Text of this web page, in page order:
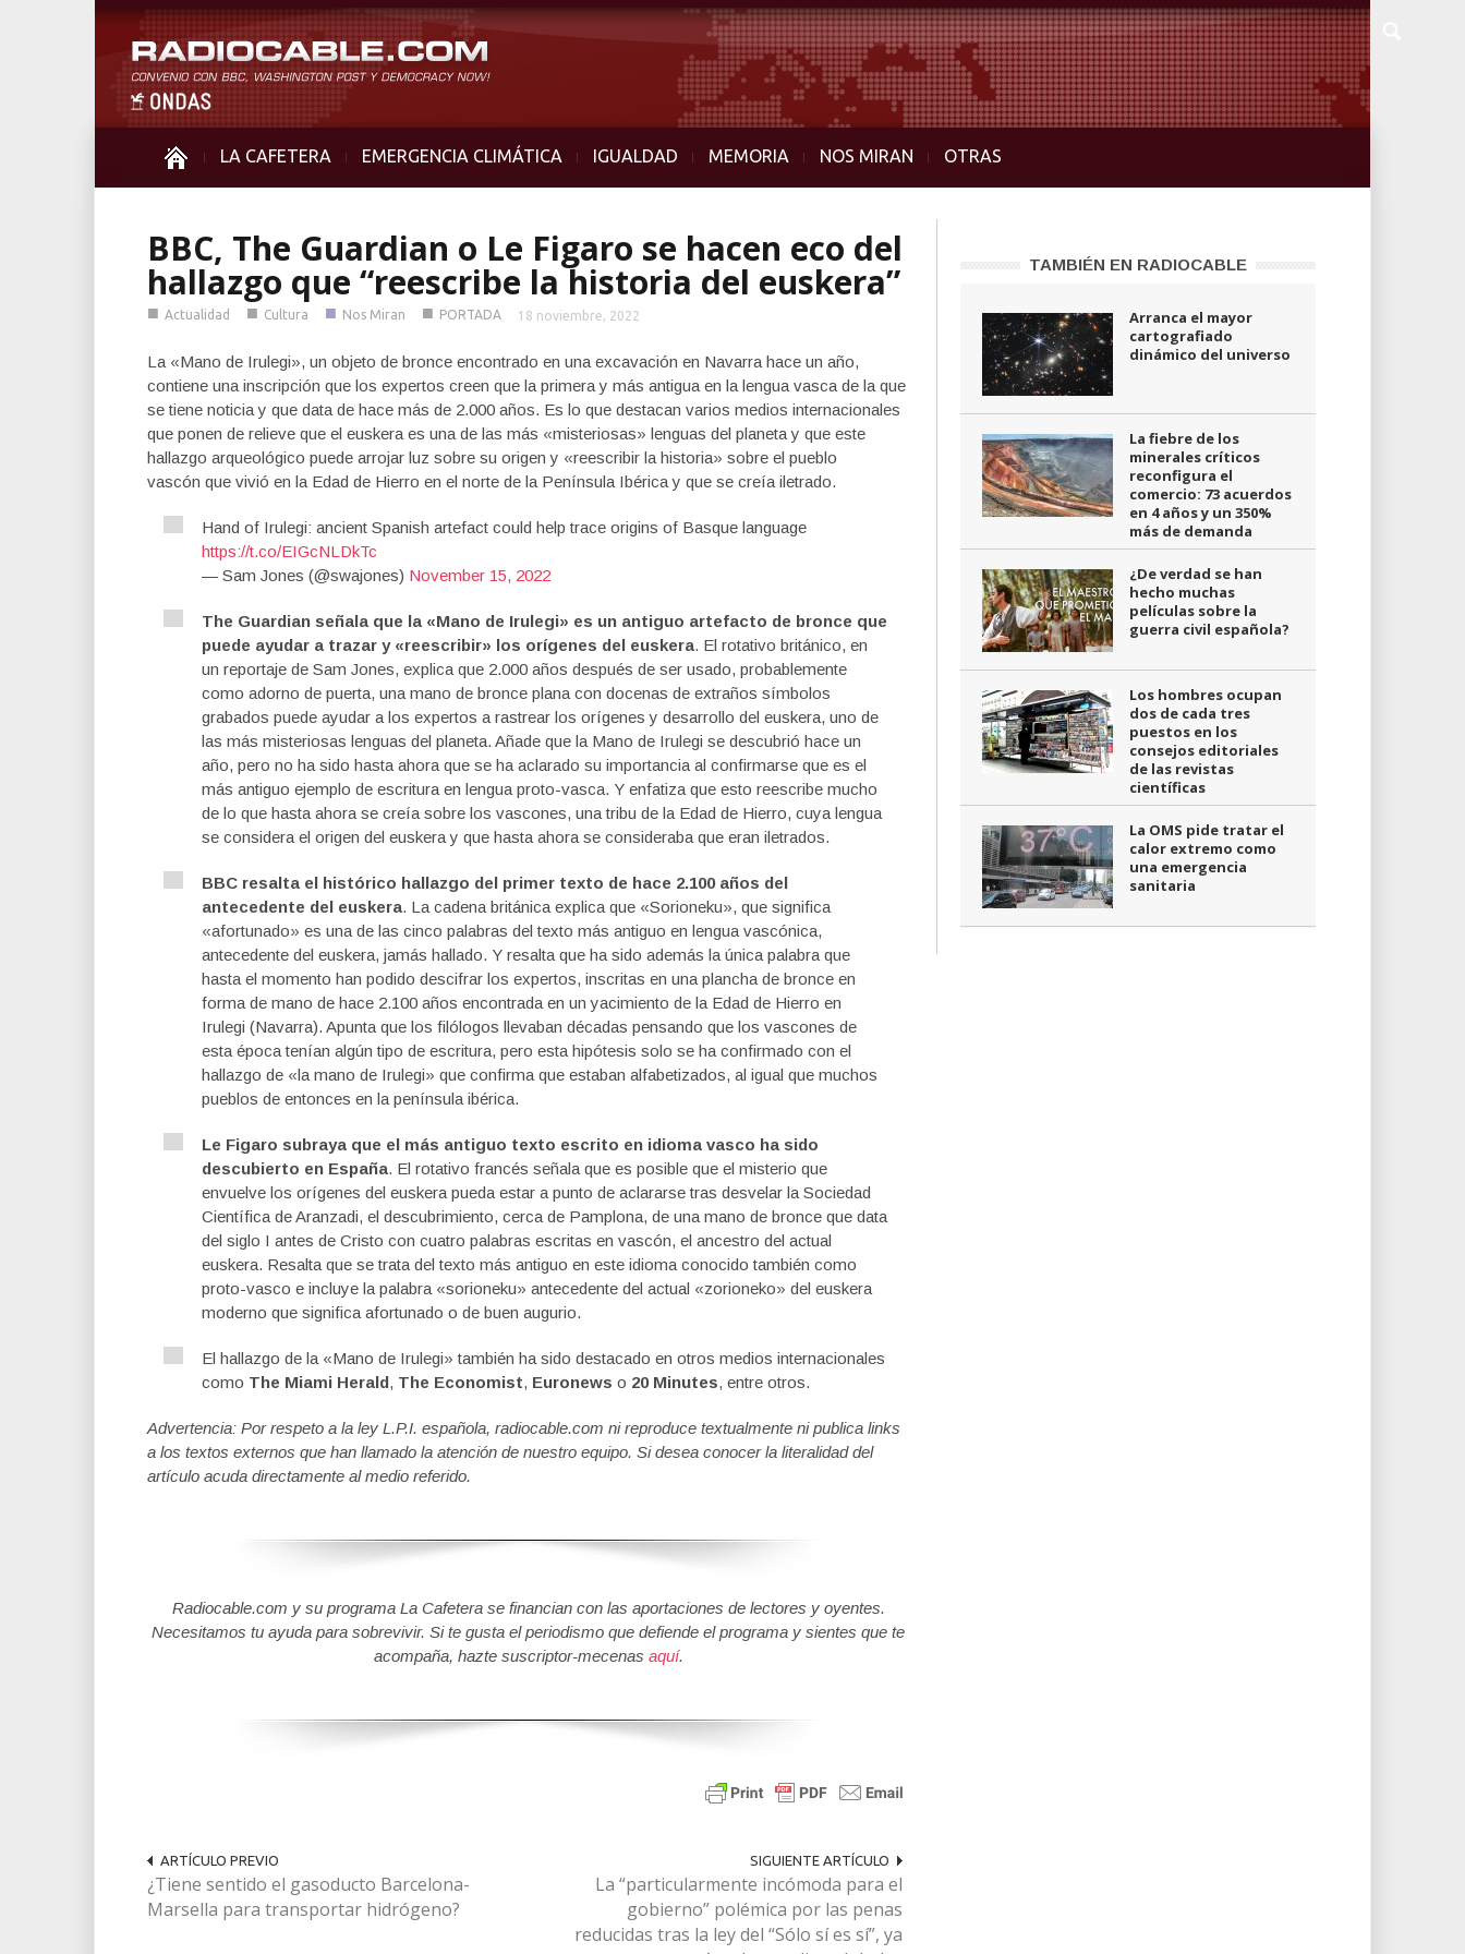
LA CAFETERA EMERGENCIA CLIMÁTICA IGUALDAD MEMORIA NOS MIRAN OTRAS
BBC, The Guardian o Le Figaro se hacen eco del
hallazgo que “reescribe la historia del euskera”
■ Actualidad ■ Cultura ■ Nos Miran ■ PORTADA 18 noviembre, 2022
La «Mano de Irulegi», un objeto de bronce encontrado en una excavación en Navarra hace un año,
contiene una inscripción que los expertos creen que la primera y más antigua en la lengua vasca de la que
se tiene noticia y que data de hace más de 2.000 años. Es lo que destacan varios medios internacionales
que ponen de relieve que el euskera es una de las más «misteriosas» lenguas del planeta y que este
hallazgo arqueológico puede arrojar luz sobre su origen y «reescribir la historia» sobre el pueblo
vascón que vivió en la Edad de Hierro en el norte de la Península Ibérica y que se creía iletrado.
Hand of Irulegi: ancient Spanish artefact could help trace origins of Basque language
https://t.co/EIGcNLDkTc
— Sam Jones (@swajones) November 15, 2022
The Guardian señala que la «Mano de Irulegi» es un antiguo artefacto de bronce que
puede ayudar a trazar y «reescribir» los orígenes del euskera. El rotativo británico, en
un reportaje de Sam Jones, explica que 2.000 años después de ser usado, probablemente
como adorno de puerta, una mano de bronce plana con docenas de extraños símbolos
grabados puede ayudar a los expertos a rastrear los orígenes y desarrollo del euskera, uno de
las más misteriosas lenguas del planeta. Añade que la Mano de Irulegi se descubrió hace un
año, pero no ha sido hasta ahora que se ha aclarado su importancia al confirmarse que es el
más antiguo ejemplo de escritura en lengua proto-vasca. Y enfatiza que esto reescribe mucho
de lo que hasta ahora se creía sobre los vascones, una tribu de la Edad de Hierro, cuya lengua
se considera el origen del euskera y que hasta ahora se consideraba que eran iletrados.
BBC resalta el histórico hallazgo del primer texto de hace 2.100 años del
antecedente del euskera. La cadena británica explica que «Sorioneku», que significa
«afortunado» es una de las cinco palabras del texto más antiguo en lengua vascónica,
antecedente del euskera, jamás hallado. Y resalta que ha sido además la única palabra que
hasta el momento han podido descifrar los expertos, inscritas en una plancha de bronce en
forma de mano de hace 2.100 años encontrada en un yacimiento de la Edad de Hierro en
Irulegi (Navarra). Apunta que los filólogos llevaban décadas pensando que los vascones de
esta época tenían algún tipo de escritura, pero esta hipótesis solo se ha confirmado con el
hallazgo de «la mano de Irulegi» que confirma que estaban alfabetizados, al igual que muchos
pueblos de entonces en la península ibérica.
Le Figaro subraya que el más antiguo texto escrito en idioma vasco ha sido
descubierto en España. El rotativo francés señala que es posible que el misterio que
envuelve los orígenes del euskera pueda estar a punto de aclararse tras desvelar la Sociedad
Científica de Aranzadi, el descubrimiento, cerca de Pamplona, de una mano de bronce que data
del siglo I antes de Cristo con cuatro palabras escritas en vascón, el ancestro del actual
euskera. Resalta que se trata del texto más antiguo en este idioma conocido también como
proto-vasco e incluye la palabra «sorioneku» antecedente del actual «zorioneko» del euskera
moderno que significa afortunado o de buen augurio.
El hallazgo de la «Mano de Irulegi» también ha sido destacado en otros medios internacionales
como The Miami Herald, The Economist, Euronews o 20 Minutes, entre otros.
Advertencia: Por respeto a la ley L.P.I. española, radiocable.com ni reproduce textualmente ni publica links
a los textos externos que han llamado la atención de nuestro equipo. Si desea conocer la literalidad del
artículo acuda directamente al medio referido.
Radiocable.com y su programa La Cafetera se financian con las aportaciones de lectores y oyentes.
Necesitamos tu ayuda para sobrevivir. Si te gusta el periodismo que defiende el programa y sientes que te
acompaña, hazte suscriptor-mecenas aquí.
ARTÍCULO PREVIO
¿Tiene sentido el gasoducto Barcelona-
Marsella para transportar hidrógeno?
SIGUIENTE ARTÍCULO
La “particularmente incómoda para el
gobierno” polémica por las penas
reducidas tras la ley del “Sólo sí es sí”, ya
TAMBIÉN EN RADIOCABLE
Arranca el mayor
cartografiado
dinámico del universo
La fiebre de los
minerales críticos
reconfigura el
comercio: 73 acuerdos
en 4 años y un 350%
más de demanda
¿De verdad se han
hecho muchas
películas sobre la
guerra civil española?
Los hombres ocupan
dos de cada tres
puestos en los
consejos editoriales
de las revistas
científicas
La OMS pide tratar el
calor extremo como
una emergencia
sanitaria